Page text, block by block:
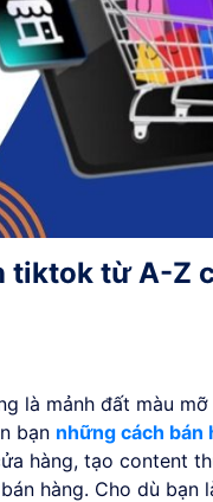
tiktok từ A-Z
là mảnh đất màu
bạn những cách bán
hàng, tạo content
hàng. Cho dù bạn